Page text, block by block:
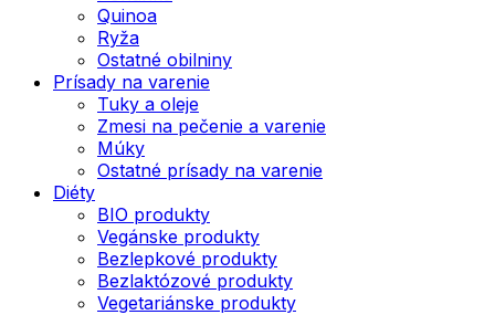
Quinoa
Ryža
Ostatné obilniny
Prísady na varenie
Tuky a oleje
Zmesi na pečenie a varenie
Múky
Ostatné prísady na varenie
Diéty
BIO produkty
Vegánske produkty
Bezlepkové produkty
Bezlaktózové produkty
Vegetariánske produkty